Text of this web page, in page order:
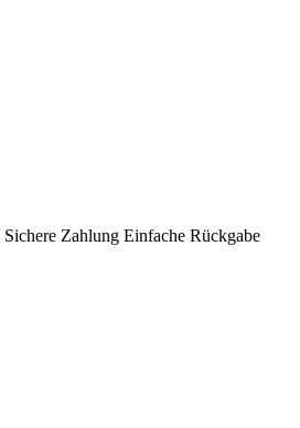
Sichere Zahlung Einfache Rückgabe